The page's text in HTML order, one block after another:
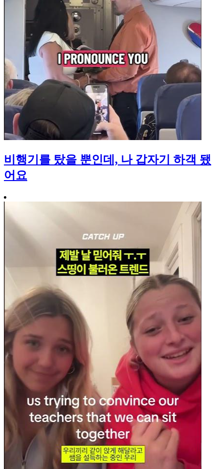
비행기를 탔을 뿐인데, 나 갑자기 하객 됐
어요